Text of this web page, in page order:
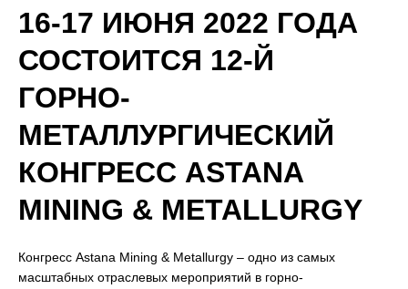
16-17 ИЮНЯ 2022 ГОДА
СОСТОИТСЯ 12-Й
ГОРНО-
МЕТАЛЛУРГИЧЕСКИЙ
КОНГРЕСС ASTANA
MINING & METALLURGY
Конгресс Astana Mining & Metallurgy – одно из самых
масштабных отраслевых мероприятий в горно-